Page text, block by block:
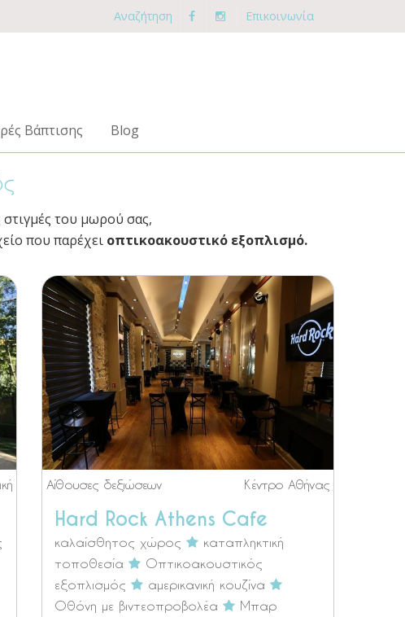
Αναζήτηση Επικοινωνία
Βάπτισης Blog
στιγμές του μωρού σας,
που παρέχει οπτικοακουστικό εξοπλισμό.
Κέντρο Αθήνας
Αίθουσες δεξιώσεων
Hard Rock Athens Cafe
καλαίσθητος χώρος
καταπληκτική
τοποθεσία
Οπτικοακουστικός
εξοπλισμός
αμερικανική κουζίνα
Οθόνη με βιντεοπροβολέα
Μπαρ